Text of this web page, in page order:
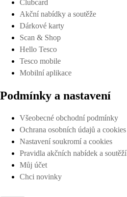
Clubcard
Akční nabídky a soutěže
Dárkové karty
Scan & Shop
Hello Tesco
Tesco mobile
Mobilní aplikace
Podmínky a nastavení
Všeobecné obchodní podmínky
Ochrana osobních údajů a cookies
Nastavení soukromí a cookies
Pravidla akčních nabídek a soutěží
Můj účet
Chci novinky